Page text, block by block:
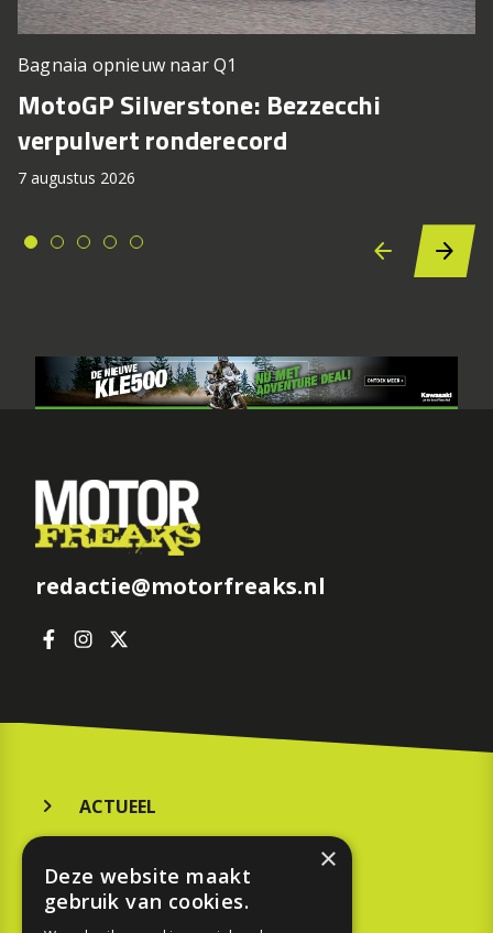
Bagnaia opnieuw naar Q1
MotoGP Silverstone: Bezzecchi
verpulvert ronderecord
7 augustus 2026
redactie@motorfreaks.nl
ACTUEEL
KOOPGIDS
×
Deze website maakt
gebruik van cookies.